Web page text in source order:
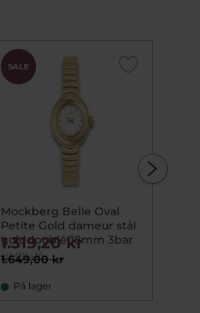
SALE
Mockberg Belle Oval
Petite Gold dameur stål
gulddoublé 18mm 3bar
stMB1416
1.649,00 kr
1.319,20 kr
På lager